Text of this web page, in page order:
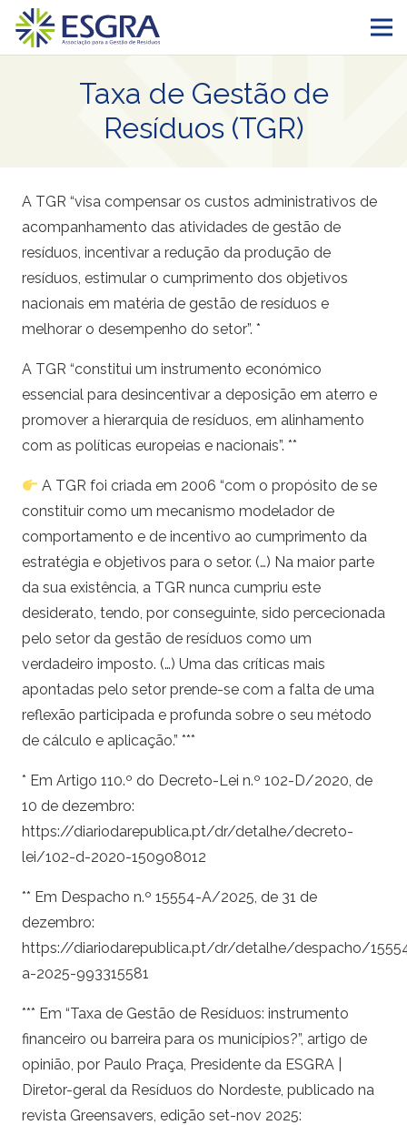
Taxa de Gestão de
Resíduos (TGR)
A TGR “visa compensar os custos administrativos de
acompanhamento das atividades de gestão de
resíduos, incentivar a redução da produção de
resíduos, estimular o cumprimento dos objetivos
nacionais em matéria de gestão de resíduos e
melhorar o desempenho do setor”. *
A TGR “constitui um instrumento económico
essencial para desincentivar a deposição em aterro e
promover a hierarquia de resíduos, em alinhamento
com as políticas europeias e nacionais”. **
A TGR foi criada em 2006 “com o propósito de se
constituir como um mecanismo modelador de
comportamento e de incentivo ao cumprimento da
estratégia e objetivos para o setor. (…) Na maior parte
da sua existência, a TGR nunca cumpriu este
desiderato, tendo, por conseguinte, sido percecionada
pelo setor da gestão de resíduos como um
verdadeiro imposto. (…) Uma das críticas mais
apontadas pelo setor prende-se com a falta de uma
reflexão participada e profunda sobre o seu método
de cálculo e aplicação.” ***
* Em Artigo 110.º do Decreto-Lei n.º 102-D/2020, de
10 de dezembro:
https://diariodarepublica.pt/dr/detalhe/decreto-
lei/102-d-2020-150908012
** Em Despacho n.º 15554-A/2025, de 31 de
dezembro:
https://diariodarepublica.pt/dr/detalhe/despacho/
a-2025-993315581
*** Em “Taxa de Gestão de Resíduos: instrumento
financeiro ou barreira para os municípios?”, artigo de
opinião, por Paulo Praça, Presidente da ESGRA |
Diretor-geral da Resíduos do Nordeste, publicado na
revista Greensavers, edição set-nov 2025: